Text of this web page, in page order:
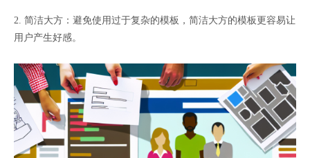
2. 简洁大方：避免使用过于复杂的模板，简洁大方的模板更容易让
用户产生好感。